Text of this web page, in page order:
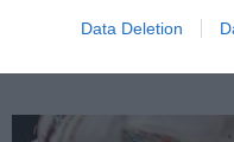
Data Deletion
Pași importanți